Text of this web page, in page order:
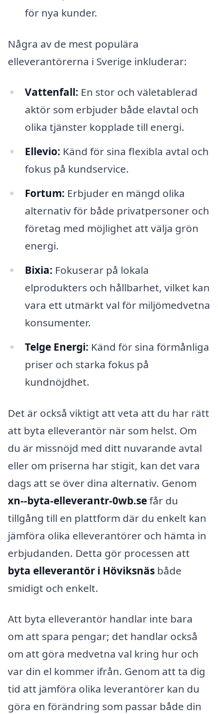
för nya kunder.
Några av de mest populära
elleverantörerna i Sverige inkluderar:
Vattenfall: En stor och väletablerad
aktör som erbjuder både elavtal och
olika tjänster kopplade till energi.
Ellevio: Känd för sina flexibla avtal och
fokus på kundservice.
Fortum: Erbjuder en mängd olika
alternativ för både privatpersoner och
företag med möjlighet att välja grön
energi.
Bixia: Fokuserar på lokala
elprodukters och hållbarhet, vilket kan
vara ett utmärkt val för miljömedvetna
konsumenter.
Telge Energi: Känd för sina förmånliga
priser och starka fokus på
kundnöjdhet.
Det är också viktigt att veta att du har rätt
att byta elleverantör när som helst. Om
du är missnöjd med ditt nuvarande avtal
eller om priserna har stigit, kan det vara
dags att se över dina alternativ. Genom
xn--byta-elleverantr-0wb.sefår du
tillgång till en plattform där du enkelt kan
jämföra olika elleverantörer och hämta in
erbjudanden. Detta gör processen att
byta elleverantör i Höviksnäs både
smidigt och enkelt.
Att byta elleverantör handlar inte bara
om att spara pengar; det handlar också
om att göra medvetna val kring hur och
var din el kommer ifrån. Genom att ta dig
tid att jämföra olika leverantörer kan du
göra en förändring som passar både din